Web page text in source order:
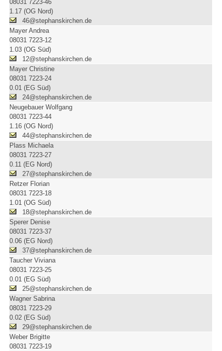
08031 7223-46
1.17 (OG Nord)
46@stephanskirchen.de
Mayer Andrea
08031 7223-12
1.03 (OG Süd)
12@stephanskirchen.de
Mayer Christine
08031 7223-24
0.01 (EG Süd)
24@stephanskirchen.de
Neugebauer Wolfgang
08031 7223-44
1.16 (OG Nord)
44@stephanskirchen.de
Plass Michaela
08031 7223-27
0.11 (EG Nord)
27@stephanskirchen.de
Retzer Florian
08031 7223-18
1.01 (OG Süd)
18@stephanskirchen.de
Sperer Denise
08031 7223-37
0.06 (EG Nord)
37@stephanskirchen.de
Taucher Viviana
08031 7223-25
0.01 (EG Süd)
25@stephanskirchen.de
Wagner Sabrina
08031 7223-29
0.02 (EG Süd)
29@stephanskirchen.de
Weber Brigitte
08031 7223-19